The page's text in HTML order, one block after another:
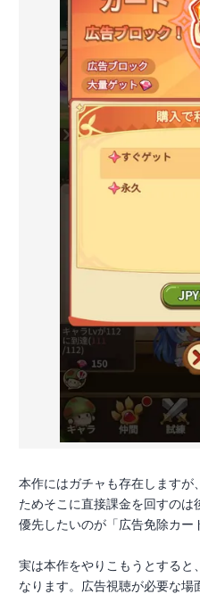
本作にはガチャも存在しますが
ためそこに直接課金を回すのは
優先したいのが「広告免除カー
実は本作をやりこもうとすると
なります。広告視聴が必要な